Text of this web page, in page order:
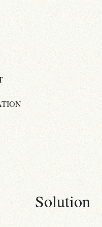
Solution